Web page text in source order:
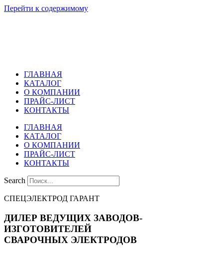
Перейти к содержимому
ГЛАВНАЯ
КАТАЛОГ
О КОМПАНИИ
ПРАЙС-ЛИСТ
КОНТАКТЫ
ГЛАВНАЯ
КАТАЛОГ
О КОМПАНИИ
ПРАЙС-ЛИСТ
КОНТАКТЫ
Search
СПЕЦЭЛЕКТРОД ГАРАНТ
ДИЛЕР ВЕДУЩИХ ЗАВОДОВ-
ИЗГОТОВИТЕЛЕЙ
СВАРОЧНЫХ ЭЛЕКТРОДОВ